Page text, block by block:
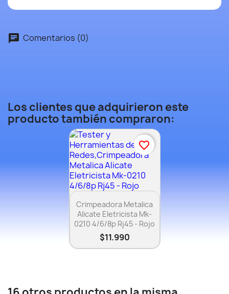
Comentarios (0)
Los clientes que adquirieron este
producto también compraron:
Vista rápida
Crimpeadora Metalica
Alicate Eletricista Mk-
0210 4/6/8p Rj45 - Rojo
$11.990
favorite_border